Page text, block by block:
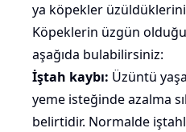
ya köpekler
Köpeklerin üzgün
aşağıda bulabilirsiniz:
İştah kaybı: Üzüntü
yeme isteğinde azalma
belirtidir. Normalde